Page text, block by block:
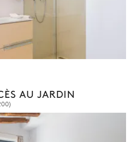
AU JARDIN